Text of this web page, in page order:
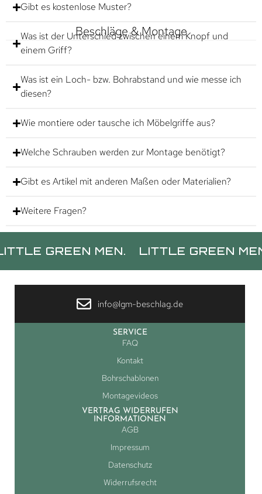
Gibt es kostenlose Muster?
Beschläge & Montage
Was ist der Unterschied zwischen einem Knopf und
einem Griff?
Was ist ein Loch- bzw. Bohrabstand und wie messe ich
diesen?
Wie montiere oder tausche ich Möbelgriffe aus?
Welche Schrauben werden zur Montage benötigt?
Gibt es Artikel mit anderen Maßen oder Materialien?
Weitere Fragen?
MEN. LITTLE GREEN MEN.
info@lgm-beschlag.de
SERVICE
FAQ
Kontakt
Bohrschablonen
Montagevideos
VERTRAG WIDERRUFEN
INFORMATIONEN
AGB
Impressum
Datenschutz
Widerrufsrecht